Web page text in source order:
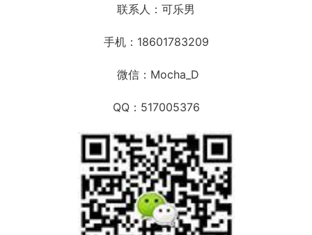
联系人：可乐男
手机：18601783209
微信：Mocha_D
QQ：517005376